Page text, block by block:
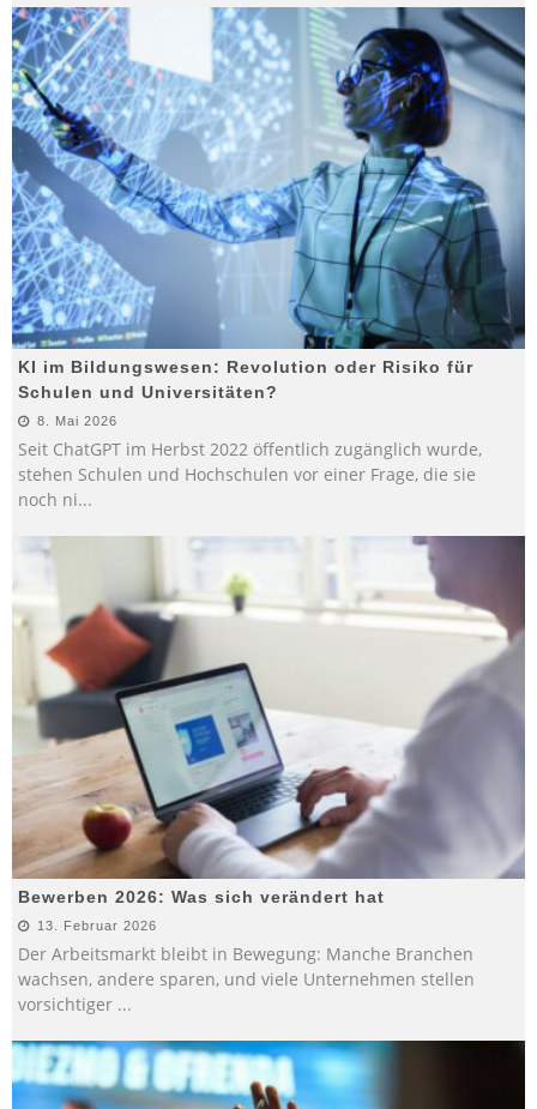
KI im Bildungswesen: Revolution oder Risiko für
Schulen und Universitäten?
8. Mai 2026
Seit ChatGPT im Herbst 2022 öffentlich zugänglich wurde,
stehen Schulen und Hochschulen vor einer Frage, die sie
noch ni...
Bewerben 2026: Was sich verändert hat
13. Februar 2026
Der Arbeitsmarkt bleibt in Bewegung: Manche Branchen
wachsen, andere sparen, und viele Unternehmen stellen
vorsichtiger ...